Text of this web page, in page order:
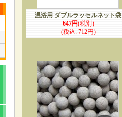
温浴用 ダブルラッセルネット袋
647円(税別)
(税込:712円)